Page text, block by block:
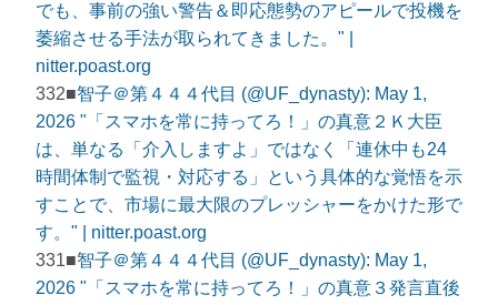
でも、事前の強い警告＆即応態勢のアピールで投機を
萎縮させる手法が取られてきました。" |
nitter.poast.org
332■智子＠第４４４代目 (@UF_dynasty): May 1,
2026 "「スマホを常に持ってろ！」の真意２Ｋ大臣
は、単なる「介入しますよ」ではなく「連休中も24
時間体制で監視・対応する」という具体的な覚悟を示
すことで、市場に最大限のプレッシャーをかけた形で
す。" | nitter.poast.org
331■智子＠第４４４代目 (@UF_dynasty): May 1,
2026 "「スマホを常に持ってろ！」の真意３発言直後